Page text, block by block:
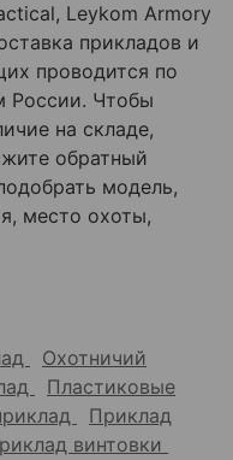
Leykom Armory
прикладов и
проводится по
России. Чтобы
на складе,
обратный
модель,
место охоты,
Охотничий
Пластиковые
Приклад
винтовки